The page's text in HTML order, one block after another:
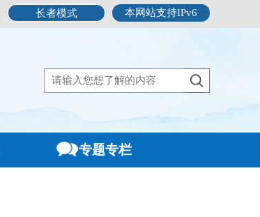
本网站支持IPv6
长者模式
专题专栏